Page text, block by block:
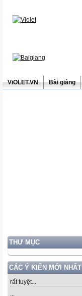
ViOLET.VN Bài giảng
THƯ MỤC
CÁC Ý KIẾN MỚI NHẤT
rất tuyệt...
...